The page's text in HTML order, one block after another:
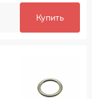
Купить